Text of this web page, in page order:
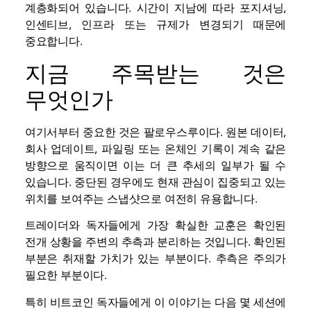
계층화되어 있습니다. 시간이 지남에 따라 포지셔닝,
인센티브, 인프라 또는 규제가 변경되기 때문에
중요합니다.
지금 주목받는 것은
무엇인가
여기서부터 중요한 것은 팔로우스루이다. 원본 데이터,
회사 업데이트, 파일링 또는 온체인 기록이 계속 같은
방향으로 움직이면 이는 더 큰 추세의 일부가 될 수
있습니다. 중단된 경우에도 현재 관심이 집중되고 있는
위치를 보여주는 스냅샷으로 여전히 유용합니다.
트레이더와 독자들에게 가장 확실한 교훈은 확인된
전개 상황을 주변의 추측과 분리하는 것입니다. 확인된
부분은 취재할 가치가 있는 부분이다. 추측은 주의가
필요한 부분이다.
특히 비트코인 ​​독자들에게 이 이야기는 다음 몇 세션에